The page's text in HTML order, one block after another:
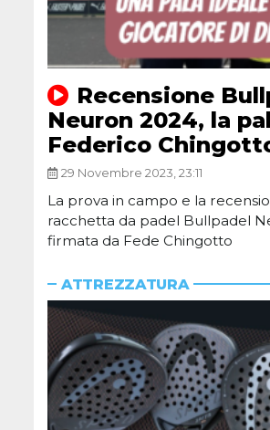
Recensione
Neuron 2024, la
Federico
29 Novembre 2023, 23:11
La prova in campo e la
racchetta da padel Bullpadel
firmata da Fede Chingotto
ATTREZZATURA